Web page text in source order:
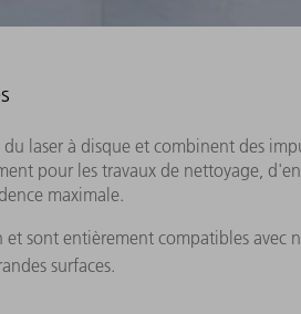
laser à disque et combinent des
pour les travaux de nettoyage,
maximale.
sont entièrement compatibles avec
surfaces.